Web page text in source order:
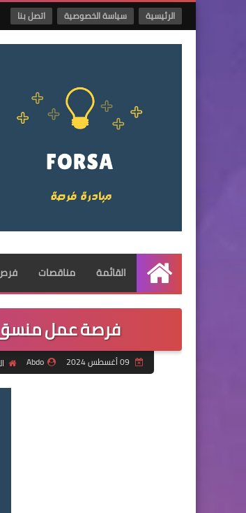
الرئيسية سياسة الخصوصية اتصل بنا
الرئيسية
القائمة مناقصات
فرصة عمل منسق
Abdo